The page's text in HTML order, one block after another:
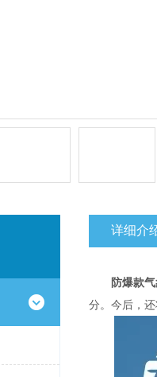
详细介
防爆款
分。今后，